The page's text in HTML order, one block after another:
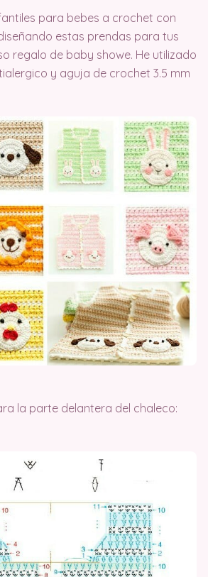
para bebes a crochet con
estas prendas para tus
regalo de baby showe. He utilizado
y aguja de crochet 3.5 mm
la parte delantera del chaleco: